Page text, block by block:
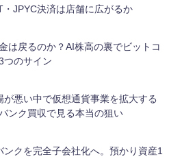
・JPYC決済は店舗に広がるか
は戻るのか？AI株高の裏でビットコ
つのサイン
が悪い中で仮想通貨事業を拡大する
ンク買収で見る本当の狙い
ンクを完全子会社化へ。預かり資産1